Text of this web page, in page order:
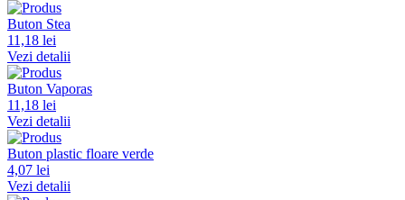
Buton Stea
11,18 lei
Vezi detalii
Buton Vaporas
11,18 lei
Vezi detalii
Buton plastic floare verde
4,07 lei
Vezi detalii